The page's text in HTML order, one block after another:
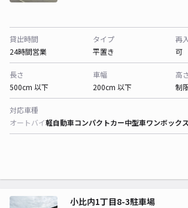
貸出時間
24時間営業
タイプ
平置き
再
可
長さ
500cm 以下
車幅
200cm 以下
高さ
制
対応車種
オートバイ軽自動車コンパクトカー中型車ワンボックス
小比内1丁目8-3駐車場